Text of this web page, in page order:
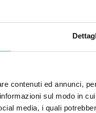
contenuti ed annunci,
sul modo in
media, i quali
delle fatture
a partecipare
prima dell’inizio della